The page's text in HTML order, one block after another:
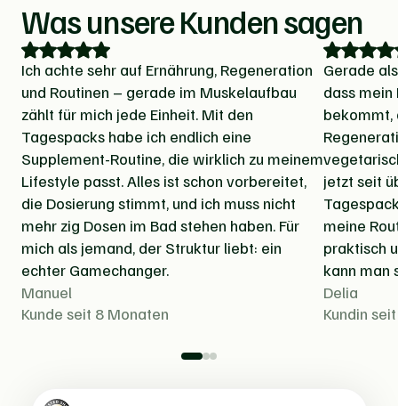
Was unsere Kunden sagen
Ich achte sehr auf Ernährung, Regeneration
und Routinen – gerade im Muskelaufbau
zählt für mich jede Einheit. Mit den
Tagespacks habe ich endlich eine
Supplement-Routine, die wirklich zu meinem
Lifestyle passt. Alles ist schon vorbereitet,
die Dosierung stimmt, und ich muss nicht
mehr zig Dosen im Bad stehen haben. Für
mich als jemand, der Struktur liebt: ein
echter Gamechanger.
Manuel
Kunde seit 8 Monaten
Gerade
dass
bekommt,
jetzt seit
meine
praktisch
kann man
Delia
Kundin